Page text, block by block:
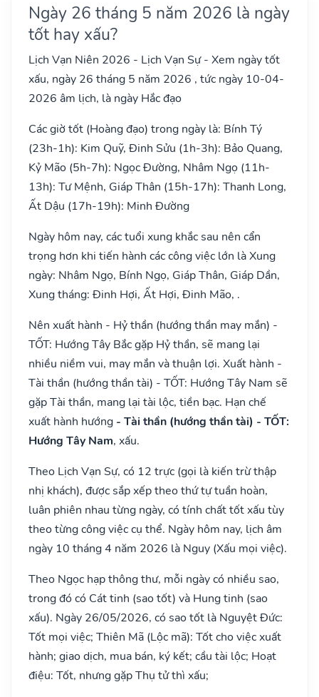
Ngày 26 tháng 5 năm 2026 là ngày
tốt hay xấu?
Lịch Vạn Niên 2026 - Lịch Vạn Sự - Xem ngày tốt
xấu, ngày 26 tháng 5 năm 2026 , tức ngày 10-04-
2026 âm lịch, là ngày Hắc đạo
Các giờ tốt (Hoàng đạo) trong ngày là: Bính Tý
(23h-1h): Kim Quỹ, Đinh Sửu (1h-3h): Bảo Quang,
Kỷ Mão (5h-7h): Ngọc Đường, Nhâm Ngọ (11h-
13h): Tư Mệnh, Giáp Thân (15h-17h): Thanh Long,
Ất Dậu (17h-19h): Minh Đường
Ngày hôm nay, các tuổi xung khắc sau nên cẩn
trọng hơn khi tiến hành các công việc lớn là Xung
ngày: Nhâm Ngọ, Bính Ngọ, Giáp Thân, Giáp Dần,
Xung tháng: Đinh Hợi, Ất Hợi, Đinh Mão, .
Nên xuất hành - Hỷ thần (hướng thần may mắn) -
TỐT: Hướng Tây Bắc gặp Hỷ thần, sẽ mang lại
nhiều niềm vui, may mắn và thuận lợi. Xuất hành -
Tài thần (hướng thần tài) - TỐT: Hướng Tây Nam sẽ
gặp Tài thần, mang lại tài lộc, tiền bạc. Hạn chế
xuất hành hướng - Tài thần (hướng thần tài) - TỐT:
Hướng Tây Nam, xấu.
Theo Lịch Vạn Sự, có 12 trực (gọi là kiến trừ thập
nhị khách), được sắp xếp theo thứ tự tuần hoàn,
luân phiên nhau từng ngày, có tính chất tốt xấu tùy
theo từng công việc cụ thể. Ngày hôm nay, lịch âm
ngày 10 tháng 4 năm 2026 là Nguy (Xấu mọi việc).
Theo Ngọc hạp thông thư, mỗi ngày có nhiều sao,
trong đó có Cát tinh (sao tốt) và Hung tinh (sao
xấu). Ngày 26/05/2026, có sao tốt là Nguyệt Đức:
Tốt mọi việc; Thiên Mã (Lộc mã): Tốt cho việc xuất
hành; giao dịch, mua bán, ký kết; cầu tài lộc; Hoạt
điệu: Tốt, nhưng gặp Thụ tử thì xấu;